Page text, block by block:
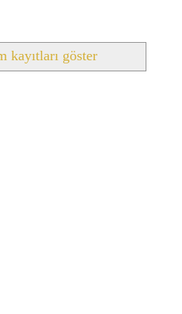
kayıtları göster